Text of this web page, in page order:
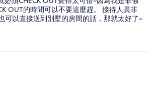
OUT的時間可以不要這麼趕。 接待人員非
可以直接送到別墅的房間的話，那就太好了~